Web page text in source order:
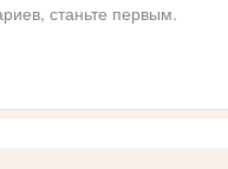
станьте первым.